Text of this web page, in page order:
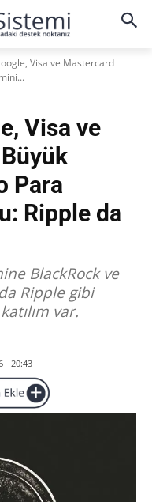
Visa ve Mastercard
Visa ve
Para
Ripple da
BlackRock ve
Ripple gibi
var.
- 20:43